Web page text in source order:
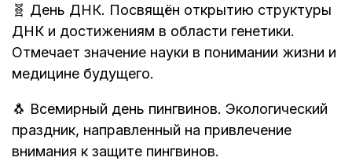
🧬 День ДНК. Посвящён открытию структуры
ДНК и достижениям в области генетики.
Отмечает значение науки в понимании жизни и
медицине будущего.
🐧 Всемирный день пингвинов. Экологический
праздник, направленный на привлечение
внимания к защите пингвинов.